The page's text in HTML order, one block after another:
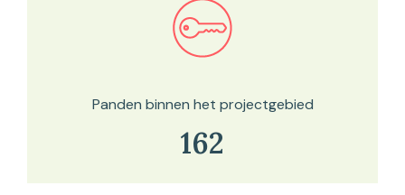
Bekijk in onze kaartviewer
Panden binnen het projectgebied
162